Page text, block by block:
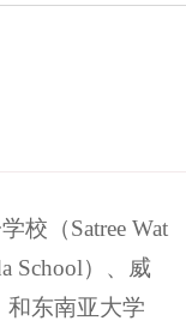
校（Satree Wat
School）、威
和东南亚大学